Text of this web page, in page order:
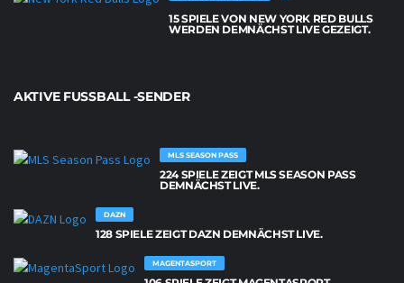
15 SPIELE VON NEW YORK RED BULLS
WERDEN DEMNÄCHST LIVE GEZEIGT.
AKTIVE FUSSBALL -SENDER
MLS SEASON PASS
224 SPIELE ZEIGT MLS SEASON PASS
DEMNÄCHST LIVE.
DAZN
128 SPIELE ZEIGT DAZN DEMNÄCHST LIVE.
MAGENTASPORT